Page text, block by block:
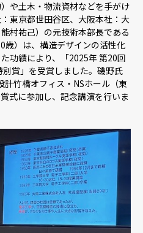
合わせ
タログ
ーを閉じる
や土木・物流資材などを手がけ
東京都世田谷区、大阪本社：大
村祐己）の元技術本部長である
歳）は、構造デザインの活性化
功績により、「2025年 第20回
賞」を受賞しました。磯野氏
⽵橋オフィス・NSホール（東
式に参加し、記念講演を行いま